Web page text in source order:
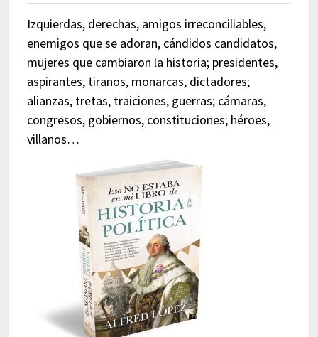
Izquierdas, derechas, amigos irreconciliables,
enemigos que se adoran, cándidos candidatos,
mujeres que cambiaron la historia; presidentes,
aspirantes, tiranos, monarcas, dictadores;
alianzas, tretas, traiciones, guerras; cámaras,
congresos, gobiernos, constituciones; héroes,
villanos…